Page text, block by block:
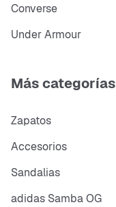
Converse
Under Armour
Más categorías
Zapatos
Accesorios
Sandalias
adidas Samba OG